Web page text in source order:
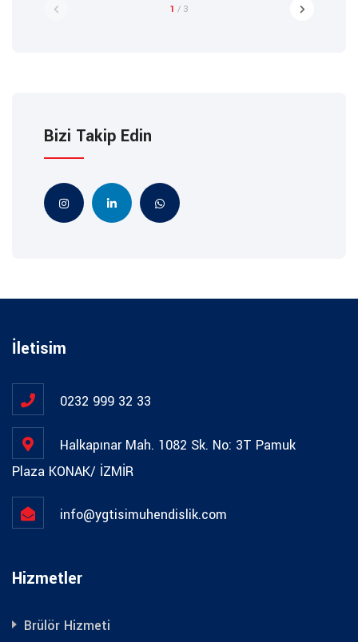
1 / 3
Bizi Takip Edin
İletisim
0232 999 32 33
Halkapınar Mah. 1082 Sk. No: 3T Pamuk
Plaza KONAK/ İZMİR
info@ygtisimuhendislik.com
Hizmetler
Brülör Hizmeti